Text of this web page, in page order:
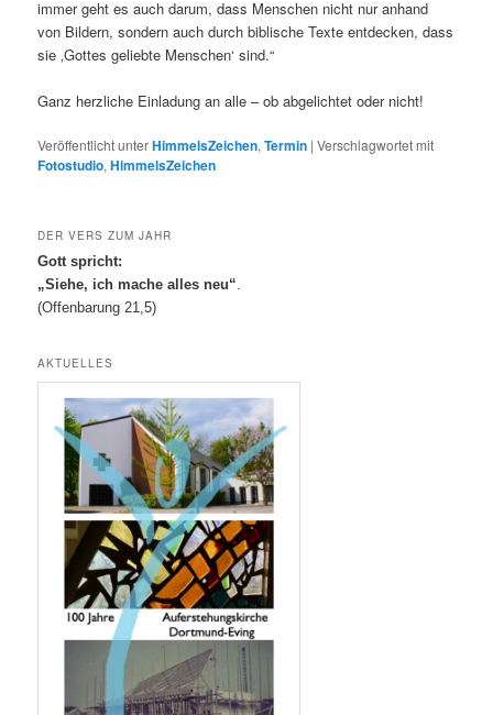
immer geht es auch darum, dass Menschen nicht nur anhand
von Bildern, sondern auch durch biblische Texte entdecken, dass
sie ‚Gottes geliebte Menschen‘ sind.“
Ganz herzliche Einladung an alle – ob abgelichtet oder nicht!
Veröffentlicht unterHimmelsZeichen,Termin |Verschlagwortet mit
Fotostudio,HimmelsZeichen
DER VERS ZUM JAHR
Gott spricht:
„Siehe, ich mache alles neu“.
(Offenbarung 21,5)
AKTUELLES